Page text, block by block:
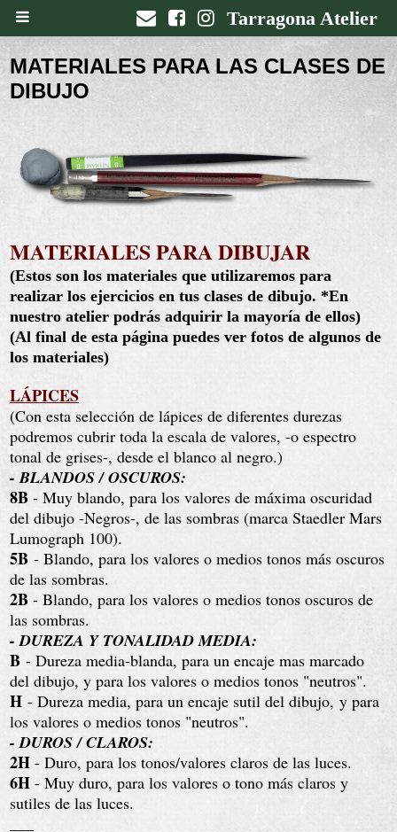
Tarragona Atelier
MATERIALES PARA LAS CLASES DE
DIBUJO
MATERIALES PARA DIBUJAR
(Estos son los materiales que utilizaremos para
realizar los ejercicios en tus clases de dibujo. *En
nuestro atelier podrás adquirir la mayoría de ellos)
(Al final de esta página puedes ver fotos de algunos de
los materiales)
LÁPICES
(Con esta selección de lápices de diferentes durezas
podremos cubrir toda la escala de valores, -o espectro
tonal de grises-, desde el blanco al negro.)
- BLANDOS / OSCUROS:
8B - Muy blando, para los valores de máxima oscuridad
del dibujo -Negros-, de las sombras (marca Staedler Mars
Lumograph 100).
5B - Blando, para los valores o medios tonos más oscuros
de las sombras.
2B - Blando, para los valores o medios tonos oscuros de
las sombras.
- DUREZA Y TONALIDAD MEDIA:
B - Dureza media-blanda, para un encaje mas marcado
del dibujo, y para los valores o medios tonos "neutros".
H - Dureza media, para un encaje sutil del dibujo, y para
los valores o medios tonos "neutros".
- DUROS / CLAROS:
2H - Duro, para los tonos/valores claros de las luces.
6H - Muy duro, para los valores o tono más claros y
sutiles de las luces.